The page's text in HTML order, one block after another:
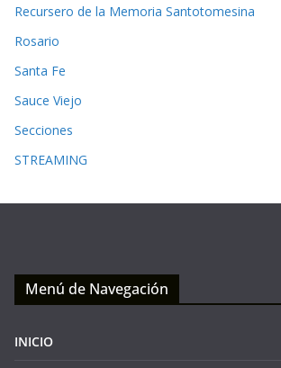
Recursero de la Memoria Santotomesina
Rosario
Santa Fe
Sauce Viejo
Secciones
STREAMING
Menú de Navegación
INICIO